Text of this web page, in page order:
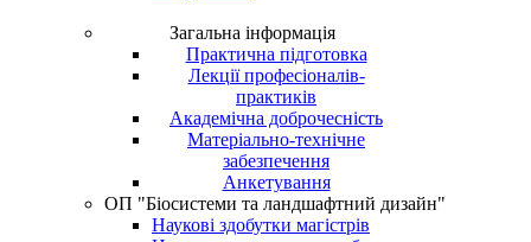
Загальна інформація
Практична підготовка
Лекції професіоналів-
практиків
Академічна доброчесність
Матеріально-технічне
забезпечення
Анкетування
ОП "Біосистеми та ландшафтний дизайн"
Наукові здобутки магістрів